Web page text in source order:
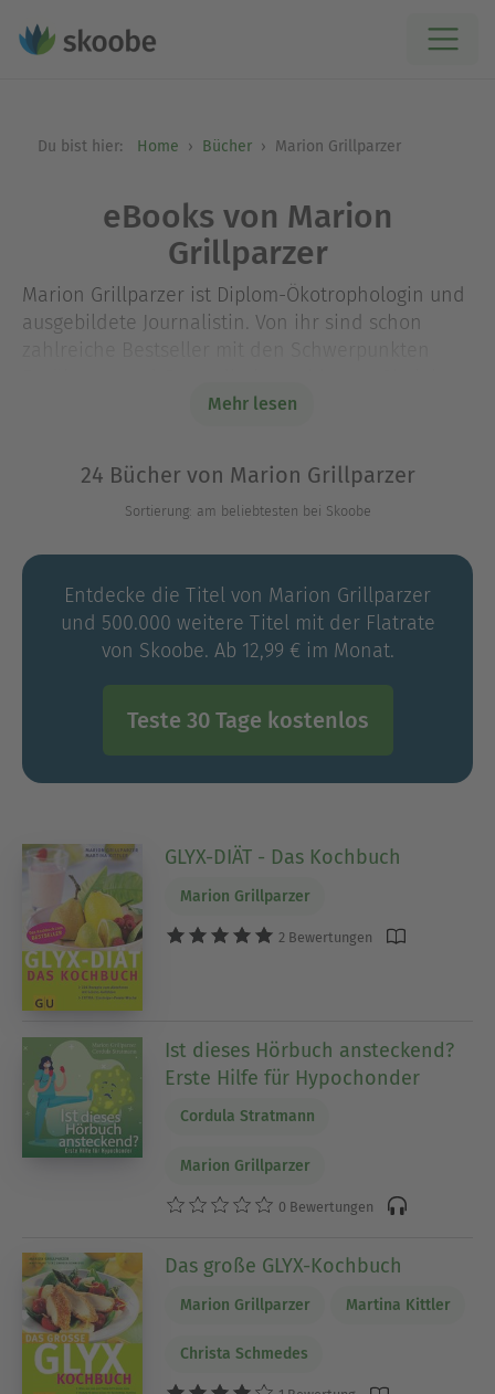
Du bist hier: Home Bücher Marion Grillparzer
eBooks von Marion
Grillparzer
Marion Grillparzer ist Diplom-Ökotrophologin und
ausgebildete Journalistin. Von ihr sind schon
als freie Autorin und Journalistin in München und
für verschiedene Magazine über
populärwissenschaftliche Themen.
Mehr lesen
24 Bücher von Marion Grillparzer
Sortierung: am beliebtesten bei Skoobe
Entdecke die Titel von Marion Grillparzer
und 500.000 weitere Titel mit der Flatrate
von Skoobe. Ab 12,99 € im Monat.
Teste 30 Tage kostenlos
GLYX-DIÄT - Das Kochbuch
Marion Grillparzer
2 Bewertungen
Ist dieses Hörbuch ansteckend?
Erste Hilfe für Hypochonder
Cordula Stratmann
Marion Grillparzer
0 Bewertungen
Das große GLYX-Kochbuch
Marion Grillparzer Martina Kittler
Christa Schmedes